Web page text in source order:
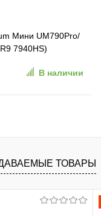
Мини UM790Pro/
7940HS)
Win11
В наличии
К сравнениюТОВАРЫ